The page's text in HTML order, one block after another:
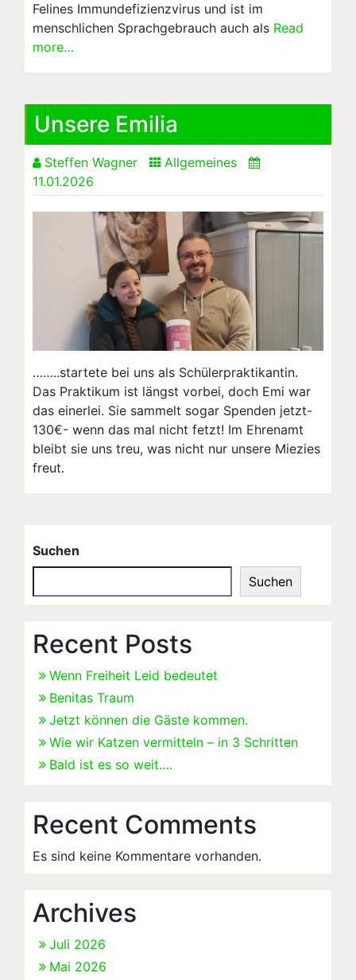
Felines Immundefizienzvirus und ist im
menschlichen Sprachgebrauch auch als Read
more…
Unsere Emilia
Steffen Wagner
Allgemeines
11.01.2026
……..startete bei uns als Schülerpraktikantin.
Das Praktikum ist längst vorbei, doch Emi war
das einerlei. Sie sammelt sogar Spenden jetzt-
130€- wenn das mal nicht fetzt! Im Ehrenamt
bleibt sie uns treu, was nicht nur unsere Miezies
freut.
Suchen
Suchen
Recent Posts
Wenn Freiheit Leid bedeutet
Benitas Traum
Jetzt können die Gäste kommen.
Wie wir Katzen vermitteln – in 3 Schritten
Bald ist es so weit….
Recent Comments
Es sind keine Kommentare vorhanden.
Archives
Juli 2026
Mai 2026